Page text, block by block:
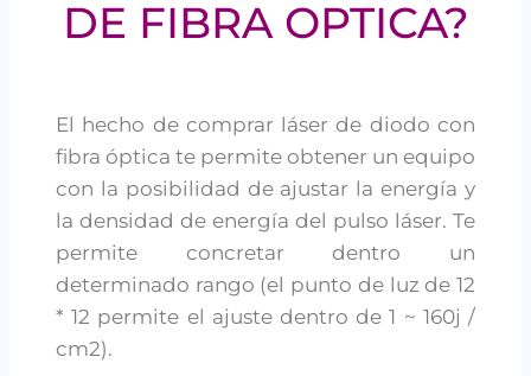
DE FIBRA OPTICA?
El hecho de comprar láser de diodo con
fibra óptica te permite obtener un equipo
con la posibilidad de ajustar la energía y
la densidad de energía del pulso láser. Te
permite concretar dentro un
determinado rango (el punto de luz de 12
* 12 permite el ajuste dentro de 1 ~ 160j /
cm2).